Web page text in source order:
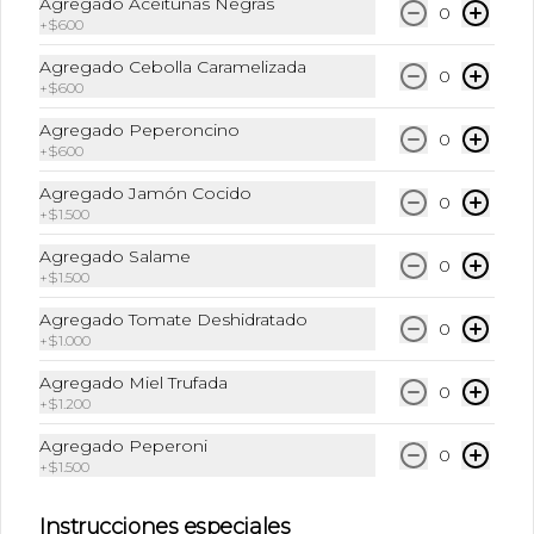
Conócenos
Zona de Delivery
Términos y condiciones
Política de privacidad
Redes sociales
Instagram
+$600
0
Agregado Cebolla Caramelizada
+$600
0
Agregado Peperoncino
+$600
0
Agregado Jamón Cocido
+$1.500
0
Agregado Salame
+$1.500
0
Agregado Tomate Deshidratado
+$1.000
0
Agregado Miel Trufada
+$1.200
0
Agregado Peperoni
+$1.500
0
Instrucciones especiales